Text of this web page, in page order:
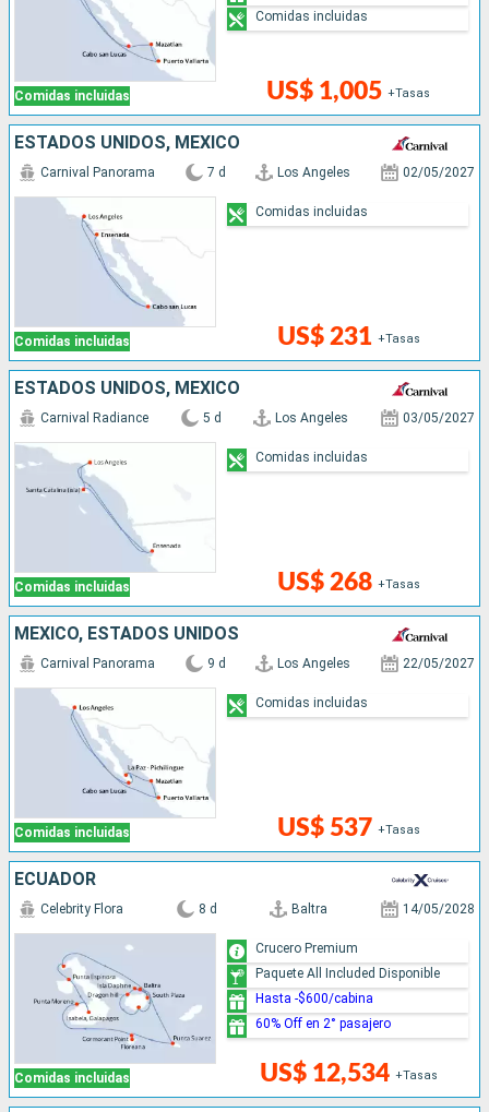
Comidas incluidas US$ 1,005 +Tasas
Comidas incluidas
ESTADOS UNIDOS, MÉXICO
Comidas incluidas
Carnival Panorama 7 d Los Angeles 02/05/2027
US$ 231 +Tasas
Comidas incluidas
ESTADOS UNIDOS, MÉXICO
Comidas incluidas
Carnival Radiance 5 d Los Angeles 03/05/2027
US$ 268 +Tasas
Comidas incluidas
MÉXICO, ESTADOS UNIDOS
Comidas incluidas
Carnival Panorama 9 d Los Angeles 22/05/2027
US$ 537 +Tasas
Comidas incluidas
ECUADOR
Comidas incluidas
Celebrity Flora 8 d Baltra 14/05/2028
US$ 12,534 +Tasas
Crucero Premium
Paquete All Included Disponible
Hasta -$600/cabina
60% Off en 2° pasajero